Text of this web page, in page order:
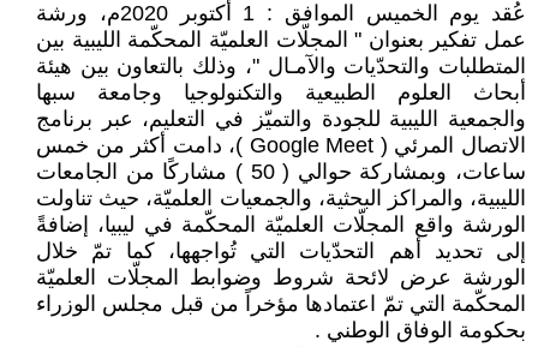
عُقد يوم الخميس الموافق : 1 أكتوبر 2020م، ورشة
عمل تفكير بعنوان " المجلّات العلميّة المحكّمة الليبية بين
المتطلبات والتحدّيات والآمـال "، وذلك بالتعاون بين هيئة
أبحاث العلوم الطبيعية والتكنولوجيا وجامعة سبها
والجمعية الليبية للجودة والتميّز في التعليم، عبر برنامج
الاتصال المرئي ( Google Meet )، دامت أكثر من خمس
ساعات، وبمشاركة حوالي ( 50 ) مشاركًا من الجامعات
الليبية، والمراكز البحثية، والجمعيات العلميّة، حيث تناولت
الورشة واقع المجلّات العلميّة المحكّمة في ليبيا، إضافةً
إلى تحديد أهم التحدّيات التي تُواجهها، كما تمّ خلال
الورشة عرض لائحة شروط وضوابط المجلّات العلميّة
المحكّمة التي تمّ اعتمادها مؤخراً من قبل مجلس الوزراء
بحكومة الوفاق الوطني .